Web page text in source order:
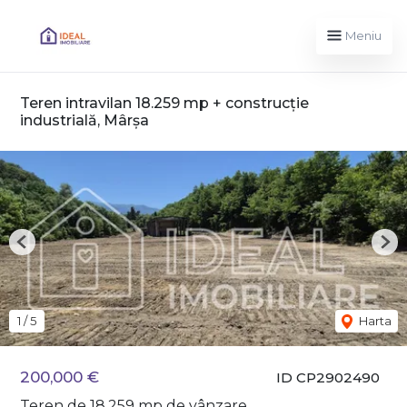
Meniu
Teren intravilan 18.259 mp + construcție
industrială, Mârșa
ID CP2902490
200,000 €
1 /5 Harta
Previous